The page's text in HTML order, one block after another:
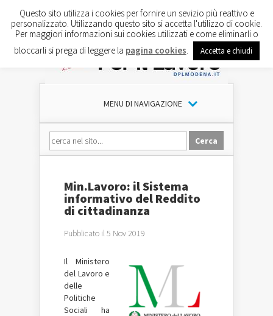
MENU DI NAVIGAZIONE
Min.Lavoro: il Sistema
informativo del Reddito
di cittadinanza
Pubblicato il 5 Nov 2019
Il Ministero
del Lavoro e
delle
Politiche
Sociali ha
Questo sito utilizza i cookies per fornire un sevizio più reattivo e
personalizzato. Utilizzando questo sito si accetta l'utilizzo di cookie.
Per maggiori informazioni sui cookies utilizzati e come eliminarli o
bloccarli si prega di leggere la pagina cookies Accetta e chiudi